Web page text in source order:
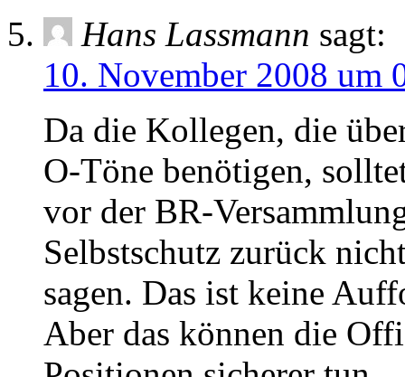
Hans Lassmann sagt:
10. November 2008 um
Da die Kollegen, die
O-Töne benötigen,
vor der BR-
Selbstschutz zurück
sagen. Das ist keine
Aber das können die